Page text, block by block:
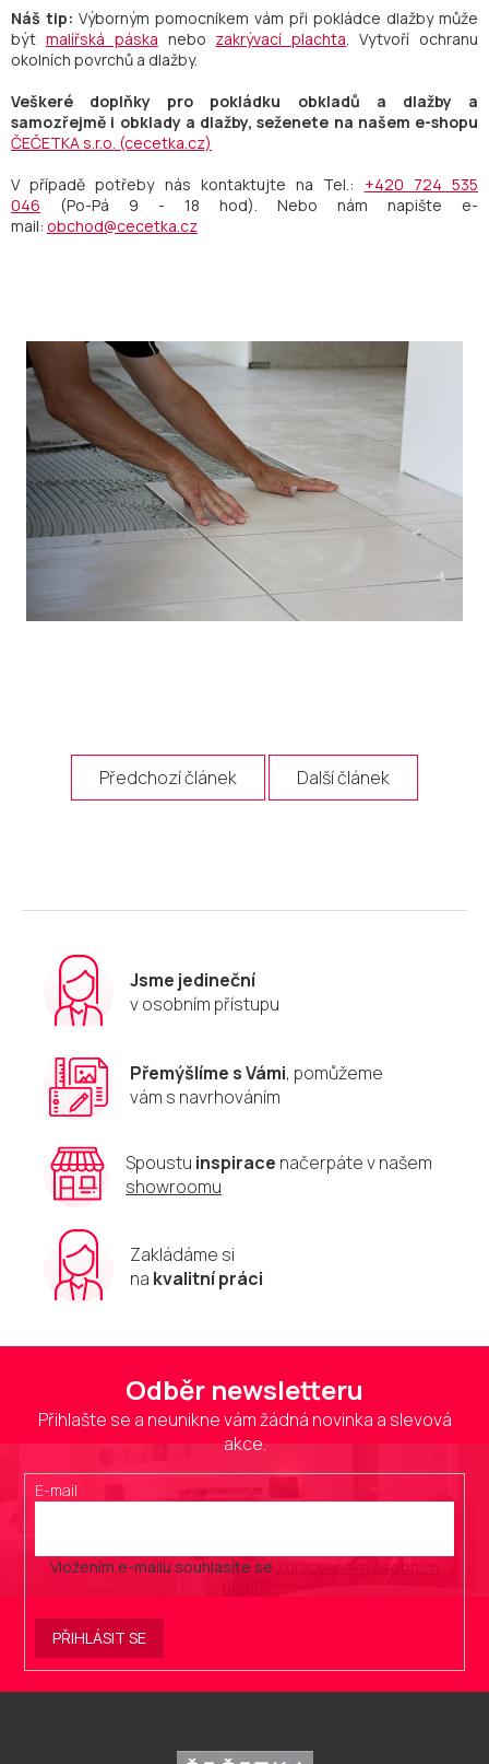
Náš tip: Výborným pomocníkem vám při pokládce dlažby může
být malířská páska nebo zakrývací plachta . Vytvoří ochranu
okolních povrchů a dlažby.
Veškeré doplňky pro pokládku obkladů a dlažby a
samozřejmě i obklady a dlažby, seženete na našem e-shopu
ČEČETKA s.r.o. (cecetka.cz)
V případě potřeby nás kontaktujte na Tel.: +420 724 535
046 (Po-Pá 9 - 18 hod). Nebo nám napište e-
mail: obchod@cecetka.cz
Předchozí článek Další článek
Jsme jedineční
v osobním přístupu
Přemýšlíme s Vámi, pomůžeme
vám s navrhováním
Spoustu inspirace načerpáte v našem
showroomu
Zakládáme si
na kvalitní práci
Odběr newsletteru
Přihlašte se a neunikne vám žádná novinka a slevová
akce.
E-mail
Vložením e-mailu souhlasíte se zpracováním osobních
.
PŘIHLÁSIT SE